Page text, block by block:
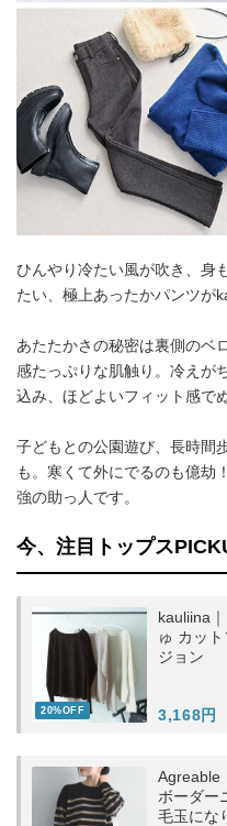
ひんやり冷たい風が吹き、身
たい、極上あったかパンツが
あたたかさの秘密は裏側のベ
感たっぷりな肌触り。冷えが
込み、ほどよいフィット感で
子どもとの公園遊び、長時間
も。寒くて外にでるのも億劫
強の助っ人です。
今、注目トップス
20%OFF
kauliina
ゅ カッ
ジョン
3,168円
Agreable
ボーダー
毛玉にな